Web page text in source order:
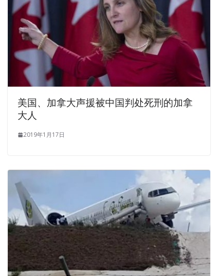
美国、加拿大声援被中国判处死刑的加拿
大人
2019年1月17日